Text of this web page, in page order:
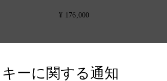
ーに関する通知
¥ 176,000